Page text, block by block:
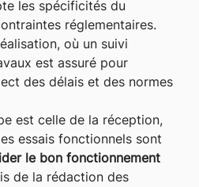
les spécificités du
réglementaires.
où un suivi
est assuré pour
des délais et des normes
est celle de la réception,
essais fonctionnels sont
le bon fonctionnement
de la rédaction des